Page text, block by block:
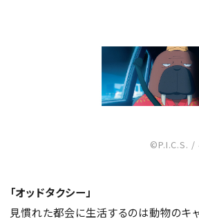
©P.I.C.S. /
「オッドタクシー」
見慣れた都会に生活するのは動物のキャ